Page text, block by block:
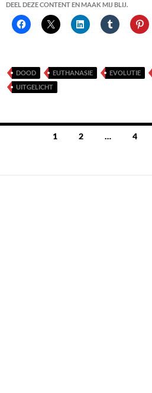
DEEL DEZE CONTENT EN MAAK MIJ BLIJ.
DOOD EUTHANASIE EVOLUTIE
UITGELICHT
Berichten
1 2 … 4